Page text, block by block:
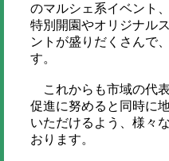
のマルシェ系イベント
特別開園やオリジナル
ントが盛りだくさんで
す。
これからも市域の代
促進に努めると同時に
いただけるよう、様々
おります。